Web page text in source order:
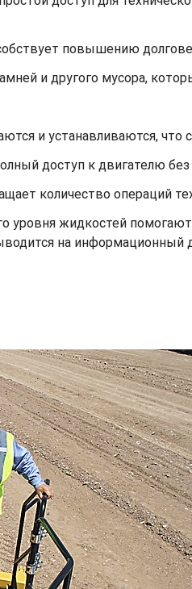
повышению
и другого мусора,
и устанавливаются, что
доступ к двигателю
количество операций
уровня жидкостей
на информационный